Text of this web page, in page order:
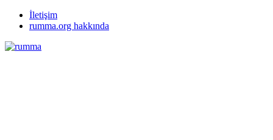
İletişim
rumma.org hakkında